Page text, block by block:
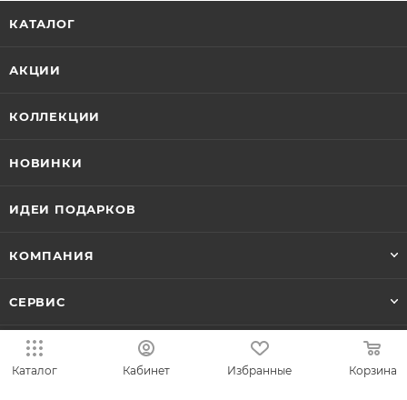
КАТАЛОГ
АКЦИИ
КОЛЛЕКЦИИ
НОВИНКИ
ИДЕИ ПОДАРКОВ
КОМПАНИЯ
СЕРВИС
ЛИЧНЫЙ КАБИНЕТ
Каталог Кабинет Избранные Корзина